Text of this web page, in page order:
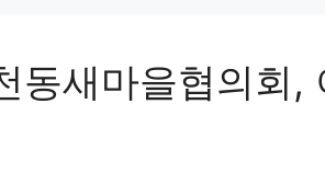
동새마을협의회